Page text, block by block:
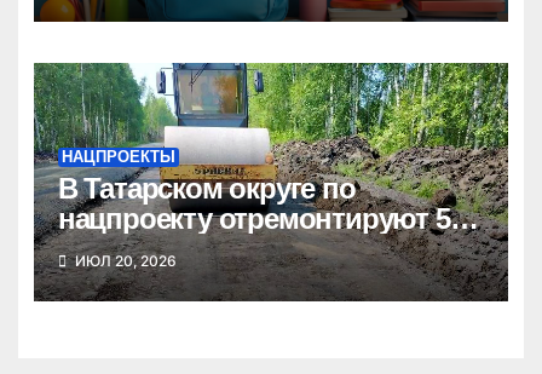
НАЦПРОЕКТЫ
В Татарском округе по
нацпроекту отремонтируют 5
километров дорог
ИЮЛ 20, 2026